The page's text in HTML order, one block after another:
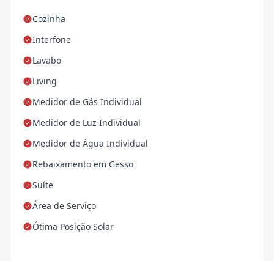
Cozinha
Interfone
Lavabo
Living
Medidor de Gás Individual
Medidor de Luz Individual
Medidor de Água Individual
Rebaixamento em Gesso
Suíte
Área de Serviço
Ótima Posição Solar